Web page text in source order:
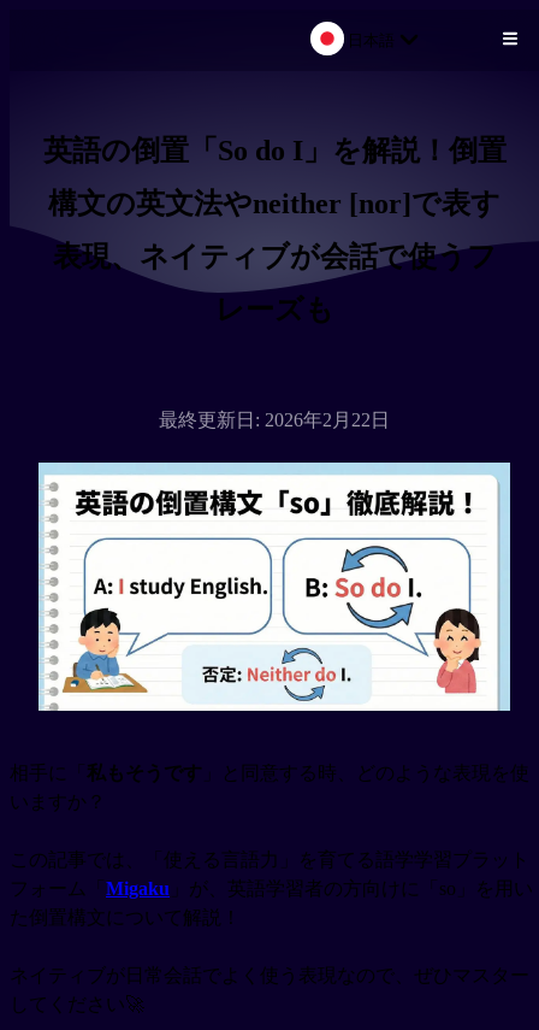
日本語
英語の倒置「So do I」を解説！倒置
構文の英文法やneither [nor]で表す
表現、ネイティブが会話で使うフ
レーズも
最終更新日: 2026年2月22日
相手に「 私もそうです 」と同意する時、どのような表現を使
いますか？
この記事では、「使える言語力」を育てる語学学習プラット
フォーム「 Migaku 」が、英語学習者の方向けに「so」を用い
た倒置構文について解説！
ネイティブが日常会話でよく使う表現なので、ぜひマスター
してください🚀